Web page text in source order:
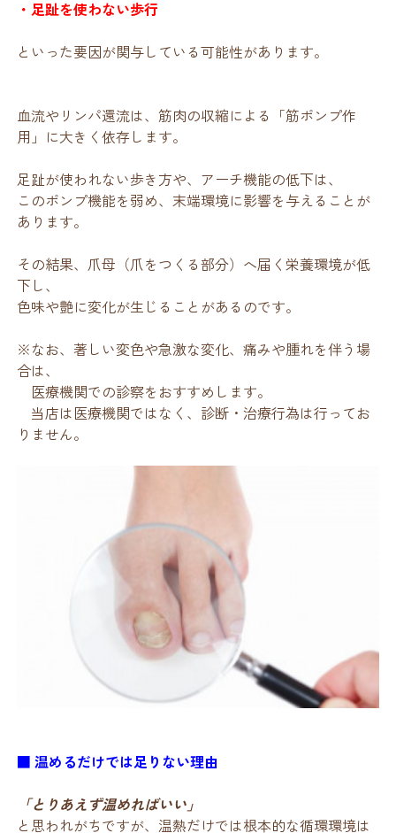
・足趾を使わない歩行
といった要因が関与している可能性があります。
血流やリンパ還流は、筋肉の収縮による「筋ポンプ作
用」に大きく依存します。
足趾が使われない歩き方や、アーチ機能の低下は、
このポンプ機能を弱め、末端環境に影響を与えることが
あります。
その結果、爪母（爪をつくる部分）へ届く栄養環境が低
下し、
色味や艶に変化が生じることがあるのです。
※なお、著しい変色や急激な変化、痛みや腫れを伴う場
合は、
医療機関での診察をおすすめします。
当店は医療機関ではなく、診断・治療行為は行ってお
りません。
■ 温めるだけでは足りない理由
「とりあえず温めればいい」
と思われがちですが、温熱だけでは根本的な循環環境は